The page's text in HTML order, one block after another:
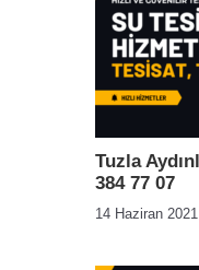
Tuzla
384 77 07
14 Haziran 2021